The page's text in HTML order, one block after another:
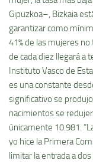
Gipuzkoa–, Bizkaia
garantizar como
41% de las mujeres
de cada diez llegará a
Instituto Vasco de
es una constante
significativo se
nacimientos se
únicamente 10.981.
yo hice la Primera
limitar la entrada a